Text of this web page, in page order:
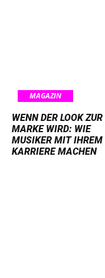
MAGAZIN
WENN DER LOOK ZUR
MARKE WIRD: WIE
MUSIKER MIT
KARRIERE MACHEN